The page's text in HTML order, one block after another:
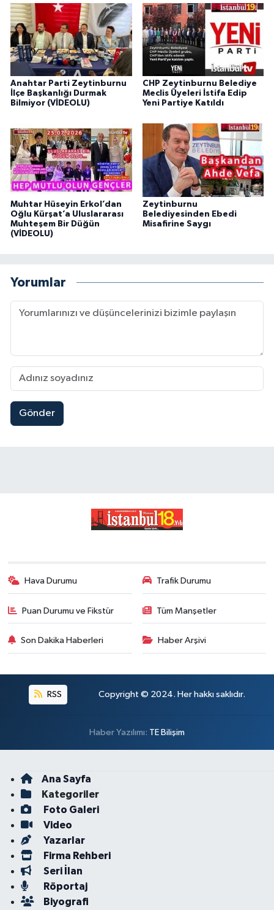
Anahtar Parti Zeytinburnu
İlçe Başkanlığı Durmak
Bilmiyor (VİDEOLU)
CHP Zeytinburnu Belediye
Meclis Üyeleri İstifa Edip
Yeni Partiye Katıldı
Muhtar Hüseyin Erkol’dan
Oğlu Kürşat’a Uluslararası
Muhteşem Bir Düğün
(VİDEOLU)
Zeytinburnu
Belediyesinden Ebedi
Misafirine Saygı
Yorumlar
Gönder
Hava Durumu Trafik Durumu
Puan Durumu ve Fikstür Tüm Manşetler
Son Dakika Haberleri Haber Arşivi
RSS Copyright © 2024. Her hakkı saklıdır.
Haber Yazılımı: TE Bilişim
Ana Sayfa
Kategoriler
Foto Galeri
Video
Yazarlar
Firma Rehberi
Seri İlan
Röportaj
Biyografi